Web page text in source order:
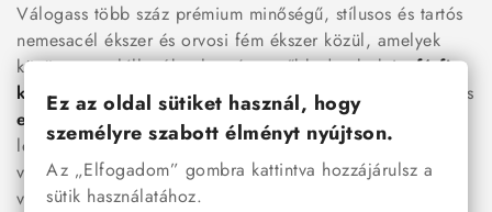
Válogass több száz prémium minőségű, stílusos és tartós
nemesacél ékszer és orvosi fém ékszer közül, amelyek
között megtalálhatók a legnépszerűbb darabok is:férfi
karkötők
, női nyakláncok , karikagyűrűk
és
esküvői kiegészítőkegyaránt. Webáruházunkban a
legújabb trendeket követő, mégis időtálló ékszerek közül
választhatsz – legyen szó ajándékról, mindennapi
viseletről vagy különleges alkalmakról.
Ez az oldal sütiket használ, hogy
személyre szabott élményt nyújtson.
Az „Elfogadom” gombra kattintva hozzájárulsz a
sütik használatához.